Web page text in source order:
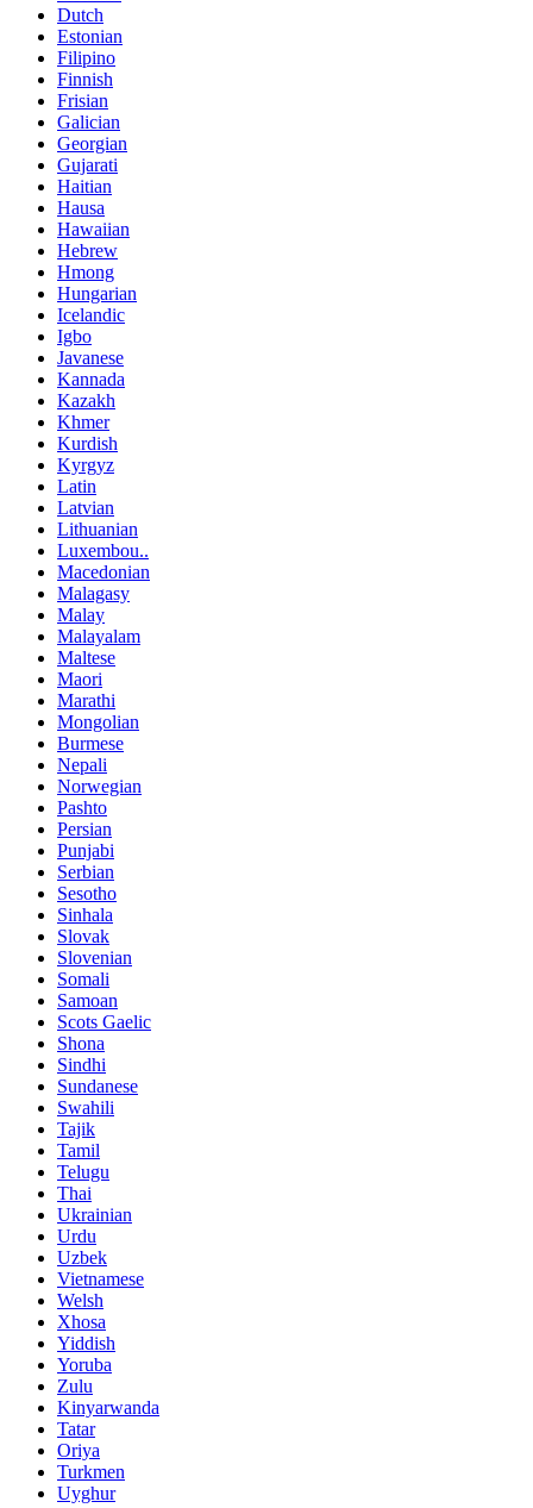
Dutch
Estonian
Filipino
Finnish
Frisian
Galician
Georgian
Gujarati
Haitian
Hausa
Hawaiian
Hebrew
Hmong
Hungarian
Icelandic
Igbo
Javanese
Kannada
Kazakh
Khmer
Kurdish
Kyrgyz
Latin
Latvian
Lithuanian
Luxembou..
Macedonian
Malagasy
Malay
Malayalam
Maltese
Maori
Marathi
Mongolian
Burmese
Nepali
Norwegian
Pashto
Persian
Punjabi
Serbian
Sesotho
Sinhala
Slovak
Slovenian
Somali
Samoan
Scots Gaelic
Shona
Sindhi
Sundanese
Swahili
Tajik
Tamil
Telugu
Thai
Ukrainian
Urdu
Uzbek
Vietnamese
Welsh
Xhosa
Yiddish
Yoruba
Zulu
Kinyarwanda
Tatar
Oriya
Turkmen
Uyghur